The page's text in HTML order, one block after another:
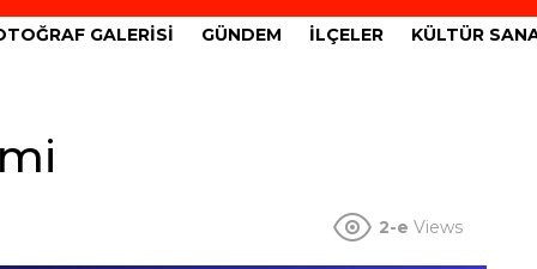
GALERISI GÜNDEM İLÇELER KÜLTÜR
2-e Views